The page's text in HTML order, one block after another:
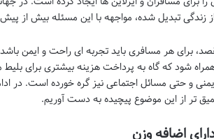
زندگی تبدیل شده، مواجهه با این مسئله بیش از
برای هر مسافری باید تجربه ای راحت و ایمن باشد.
شود که گاه به پرداخت هزینه بیشتری برای
ایمنی و حتی مسائل اجتماعی نیز گره خورده است. در
تر از این موضوع پیچیده به دست آوریم.
اضافه وزن